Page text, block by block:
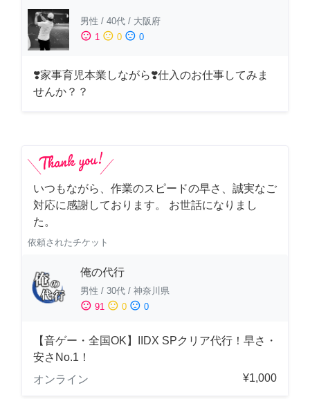
男性 / 40代 / 大阪府
sentiment_satisfied 1 sentiment_neutral 0 sentiment_dissatisfied 0
❣️家事育児本業しながら❣️仕入のお仕事してみま
せんか？？
いつもながら、作業のスピードの早さ、誠実なご
対応に感謝しております。 お世話になりまし
た。
依頼されたチケット
俺の代行
男性 / 30代 / 神奈川県
sentiment_satisfied 91 sentiment_neutral 0 sentiment_dissatisfied 0
【音ゲー・全国OK】IIDX SPクリア代行！早さ・
安さNo.1！
オンライン
¥1,000